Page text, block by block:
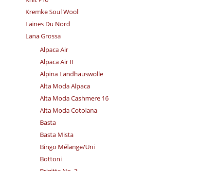
Kremke Soul Wool
Laines Du Nord
Lana Grossa
Alpaca Air
Alpaca Air II
Alpina Landhauswolle
Alta Moda Alpaca
Alta Moda Cashmere 16
Alta Moda Cotolana
Basta
Basta Mista
Bingo Mélange/​Uni
Bottoni